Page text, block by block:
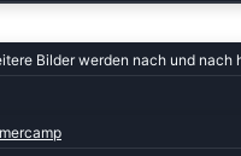
Bilder werden nach und nach